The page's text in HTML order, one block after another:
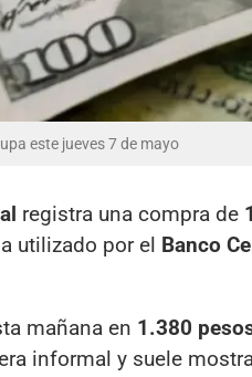
este jueves 7 de mayo
registra una compra de
utilizado por el Banco
mañana en 1.380
informal y suele